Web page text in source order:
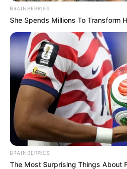
BRAINBERRIES
She Spends Millions To Transform
BRAINBERRIES
The Most Surprising Things About